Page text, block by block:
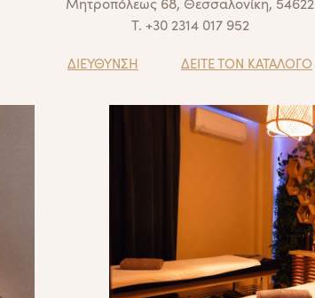
Τ. +30 2314 017 952
ΔΙΕΥΘΥΝΣΗ ΔΕΙΤΕ ΤΟΝ ΚΑΤΑΛΟΓΟ